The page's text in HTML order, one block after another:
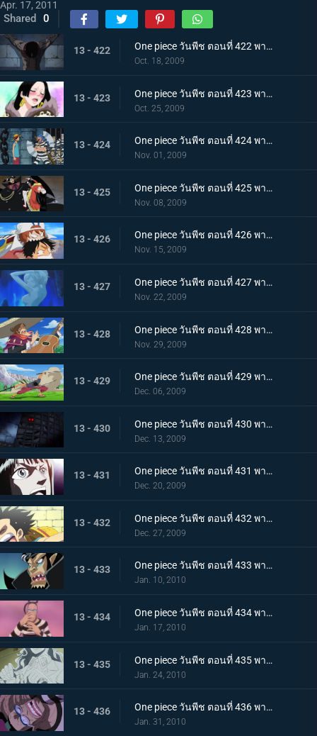
Apr. 17, 2011
Shared 0
13 - 422 One piece วันพีช ตอนที่ 422 พากย์ไทย การบุกที่เสี่ยงด้วยชีวิต! คุกนรกใต้สมุทรอิมเพลดาวน์
Oct. 18, 2009
13 - 423 One piece วันพีช ตอนที่ 423 พากย์ไทย พบกันอีกครั้งในนรก!? ผู้มีพลังผลบาระบาระ!
Oct. 25, 2009
13 - 424 One piece วันพีช ตอนที่ 424 พากย์ไทย ถล่มนรกดอกบัวแดง! กับแผนการสุดอลังการของบากี้
Nov. 01, 2009
13 - 425 One piece วันพีช ตอนที่ 425 พากย์ไทย ชายที่แข็งแกร่งที่สุดในคุก! มนุษย์พิษร้ายพัศดีมาเจลแลน
Nov. 08, 2009
13 - 426 One piece วันพีช ตอนที่ 426 พากย์ไทย ตอนพิเศษก่อนเข้าภาคมูฟวี่ ความทะเยอทะยานของราชสีห์ทองคำที่เริ่มเคลื่อนไหว!
Nov. 15, 2009
13 - 427 One piece วันพีช ตอนที่ 427 พากย์ไทย ตอนพิเศษก่อนเข้าภาคมูฟวี่! ลิตเติ้ลอีสต์บลูที่ถูกหมายตา!
Nov. 22, 2009
13 - 428 One piece วันพีช ตอนที่ 428 พากย์ไทย ตอนพิเศษก่อนเข้าภาคมูฟวี่! โจรสลัดอามิโก้บุกโจมตี!
Nov. 29, 2009
13 - 429 One piece วันพีช ตอนที่ 429 พากย์ไทย ตอนพิเศษก่อนเข้าภาคมูฟวี่! ศึกชี้ชะตา ลูฟี่ ปะทะ ลาร์โก้
Dec. 06, 2009
13 - 430 One piece วันพีช ตอนที่ 430 พากย์ไทย เจ็ดเทพโจรสลัดที่ถูกจองจำ! ชายชาตรีแห่งท้องทะเล "จินเบ"
Dec. 13, 2009
13 - 431 One piece วันพีช ตอนที่ 431 พากย์ไทย กับดักของหัวหน้าผู้คุมชัลเดร! เลเวล 3 นรกแห่งความอดอยาก
Dec. 20, 2009
13 - 432 One piece วันพีช ตอนที่ 432 พากย์ไทย หงส์ขาวที่ถูกปลดปล่อย! พบกันอีกครั้งกับบอนเคร
Dec. 27, 2009
13 - 433 One piece วันพีช ตอนที่ 433 พากย์ไทย พัศดีมาเจลแลนเริ่มเคลื่อนไหว จนตรอก!หมวกฟางถูกล้อม
Jan. 10, 2010
13 - 434 One piece วันพีช ตอนที่ 434 พากย์ไทย กำลังพลทั้งหมดมารวมตัว! ศึกตัดสินที่เลเวล 4 นรกไฟโลกันต์
Jan. 17, 2010
13 - 435 One piece วันพีช ตอนที่ 435 พากย์ไทย มาเจลแลนสุดแกร่ง! บอนเครหลบหนีโดยไม่สู้!
Jan. 24, 2010
13 - 436 One piece วันพีช ตอนที่ 436 พากย์ไทย รู้ผลแพ้ชนะ! ลูฟี่ทุ่มชีวิตโจมตีครั้งสุดท้าย
Jan. 31, 2010